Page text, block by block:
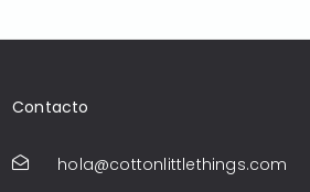
Contacto
hola@cottonlittlethings.com